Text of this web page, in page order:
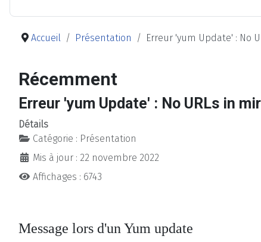
Accueil Présentation Erreur 'yum Update' : No
Récemment
Erreur 'yum Update' : No URLs in
Détails
Catégorie : Présentation
Mis à jour : 22 novembre 2022
Affichages : 6743
Message lors d'un Yum update